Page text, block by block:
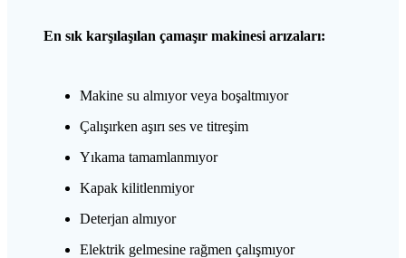
En sık karşılaşılan çamaşır makinesi arızaları:
Makine su almıyor veya boşaltmıyor
Çalışırken aşırı ses ve titreşim
Yıkama tamamlanmıyor
Kapak kilitlenmiyor
Deterjan almıyor
Elektrik gelmesine rağmen çalışmıyor